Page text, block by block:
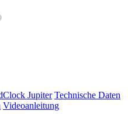
Jupiter Technische Daten
Videoanleitung